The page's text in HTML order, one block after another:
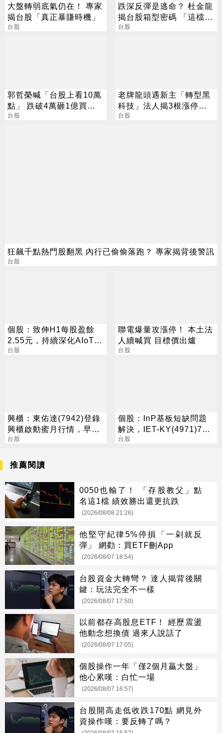
大盤轉弱底氣仍在！ 專家
揭台股「真正暴賺時機」
台股
跌深反彈是逃命？ 杜金龍
揭台股箱型密碼 「這檔」
手腳要快
台股
郭哲榮喊「台股上看10萬
點」 跌破4萬砸1億買
0050
台股
老牌龍頭遇新主「轉型黑
科技」法人揭3根漲停背
後秘辛
台股
狂飆千點熱門股翻黑 內行已偷偷落跑？ 專家揭背後警訊
台股
個股：致伸H1每股盈餘
2.55元，持續深化AIoT、
AI智慧監控、機器人與車
台股
聯電爆量攻漲停！ 本土法
人續喊買 目標價出爐
台股
興櫃：東佑達(7942)登錄
興櫃啟動蜜月行情，早盤
一度大漲186%
台股
個股：InP基板短缺問題
解決，IET-KY(4971)7月
營收1.05億元，重拾成長
台股
推薦閱讀
0050也輸了！ 「存股教父」點
名這1檔 績效勝出還更抗跌
(2026/08/08 21:26)
他堅守紀律5%停損「一剁就反
彈」 網勸：買ETF刪App
(2026/08/07 18:54)
台股資金大轉彎？ 達人揭背後關
鍵：玩法完全不一樣
(2026/08/07 17:50)
以前都存高股息ETF！ 經歷震盪
他動念想換債 過來人說話了
(2026/08/07 17:05)
個股操作一年「僅2個月贏大盤」
他心累嘆：白忙一場
(2026/08/07 16:57)
台股開高走低收跌170點 網見外
資操作嘆：要反轉了嗎？